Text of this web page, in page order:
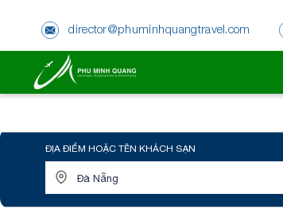
director@phuminhquangtravel.com
ĐỊA ĐIỂM HOẶC TÊN KHÁCH SẠN